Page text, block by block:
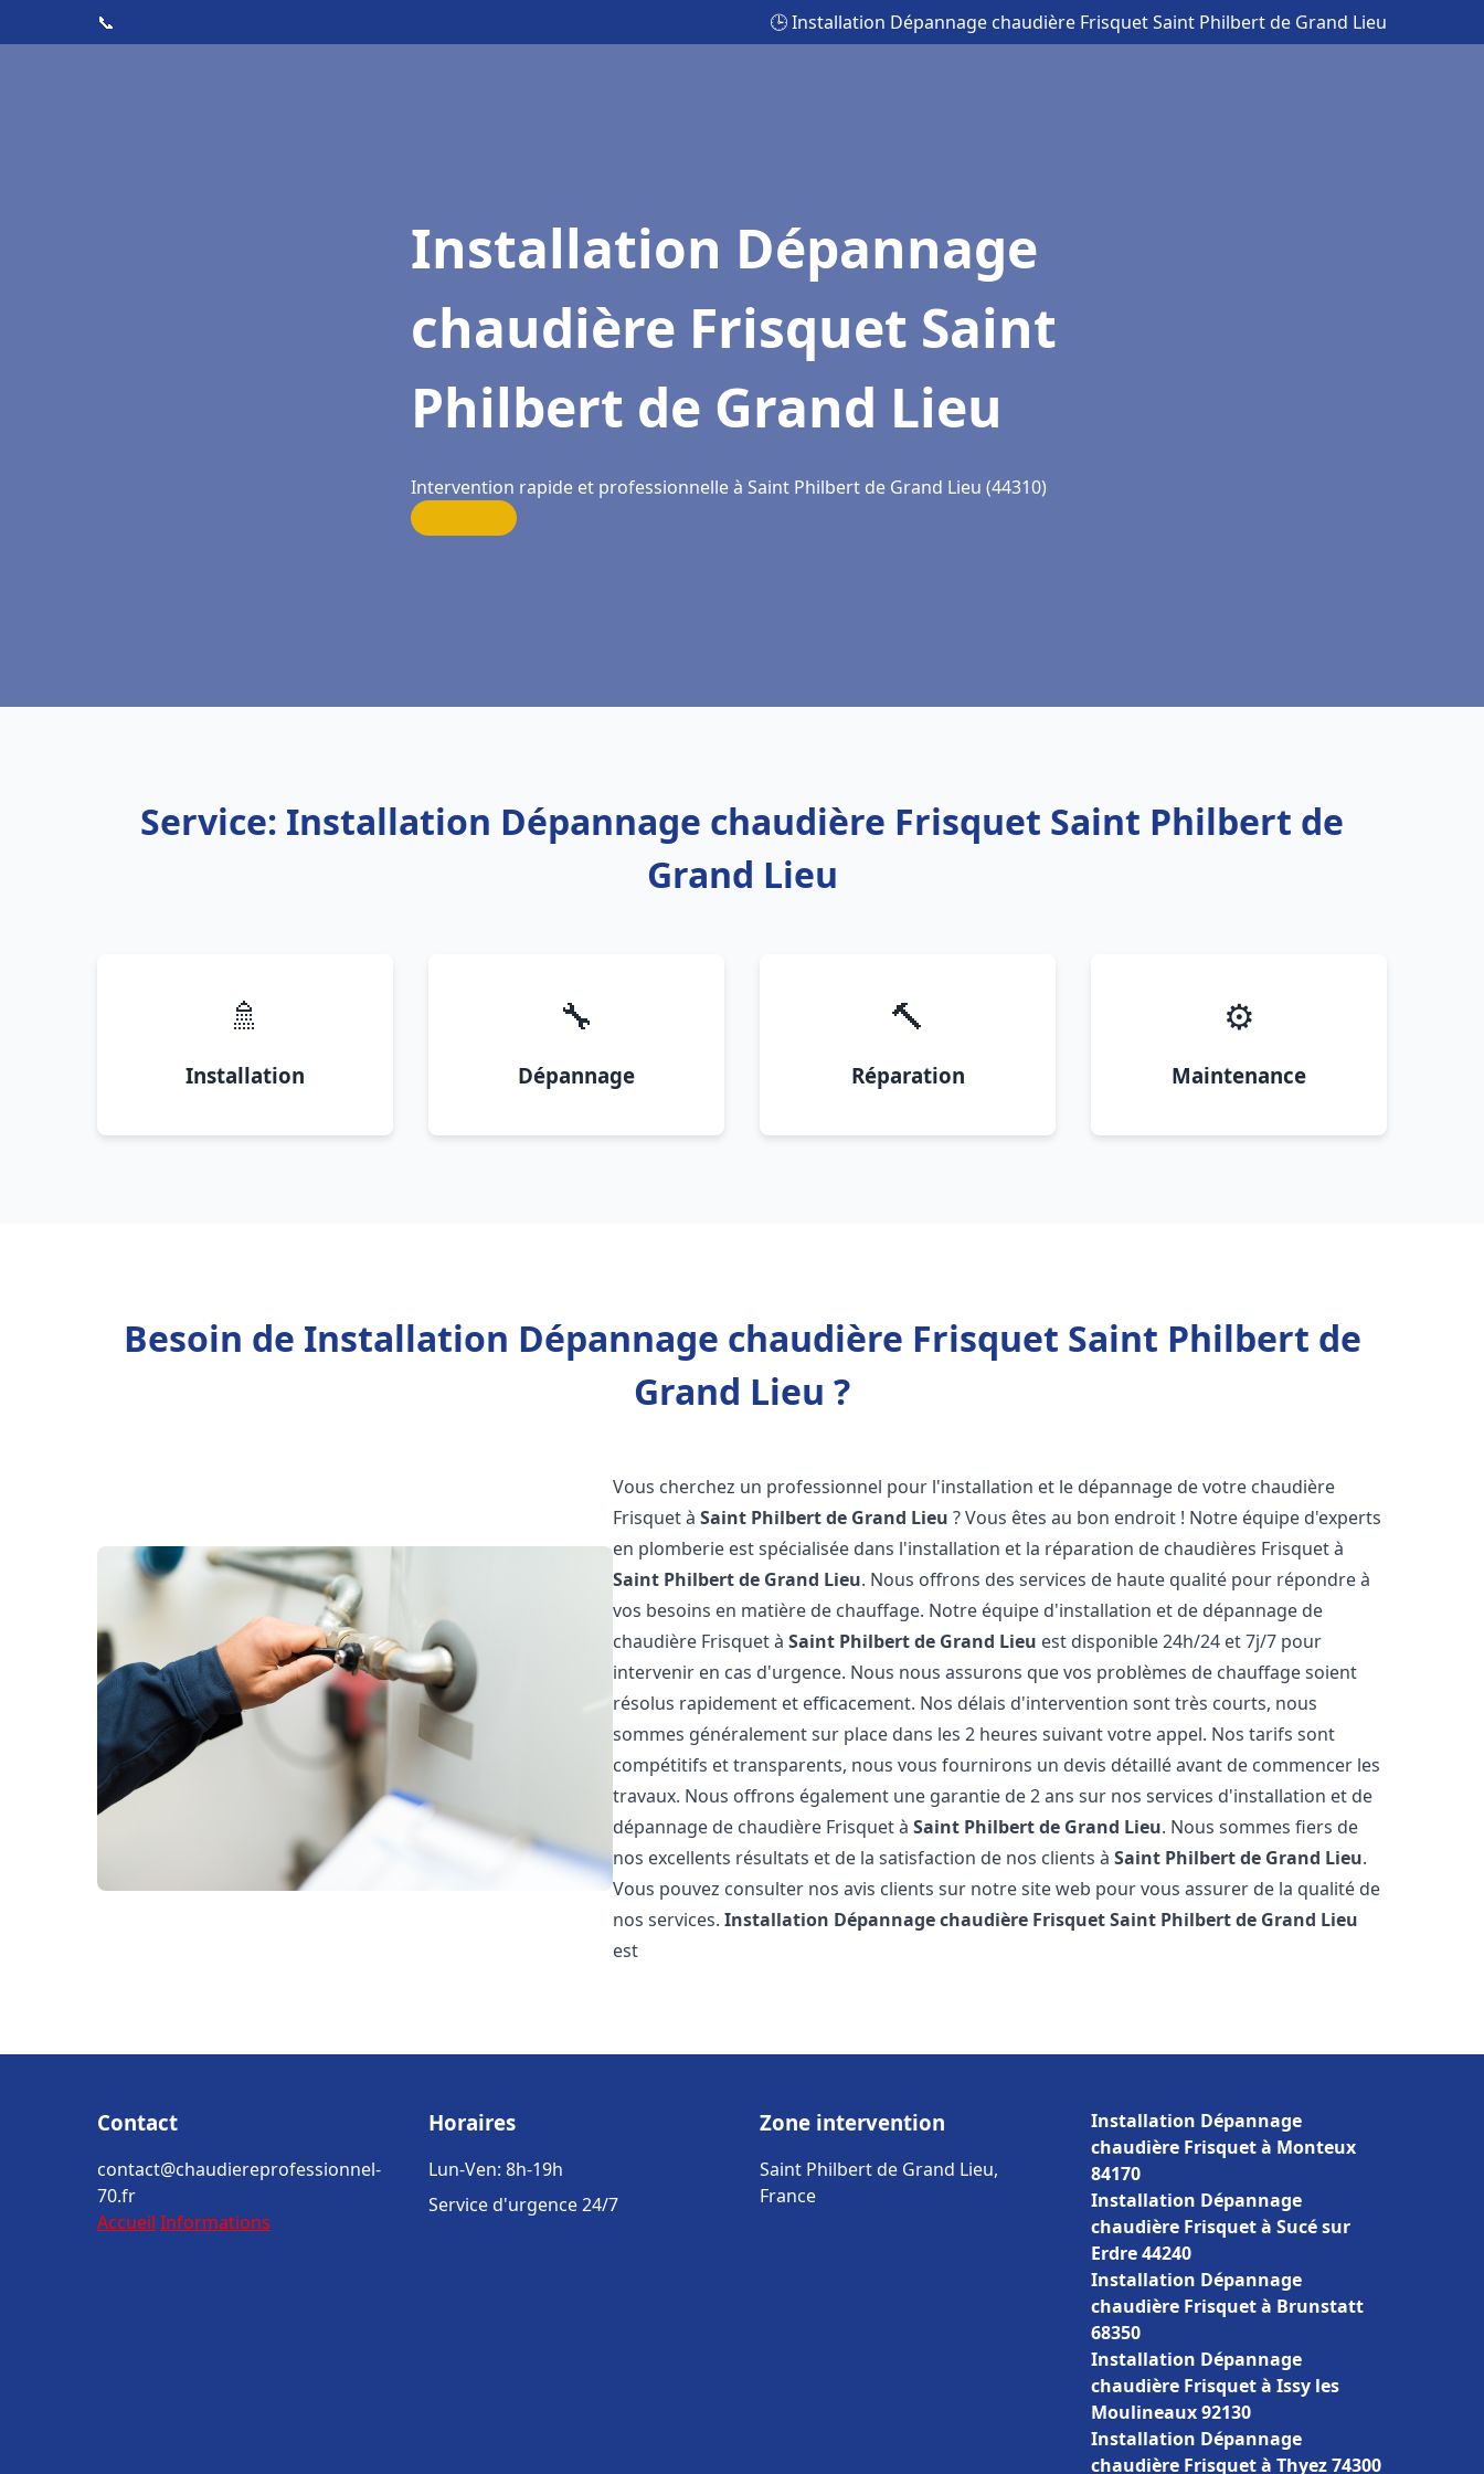
📞 🕒 Installation Dépannage chaudière Frisquet Saint Philbert de Grand Lieu
Installation Dépannage
chaudière Frisquet Saint
Philbert de Grand Lieu
Intervention rapide et professionnelle à Saint Philbert de Grand Lieu (44310)
Service: Installation Dépannage chaudière Frisquet Saint Philbert de
Grand Lieu
🚿
Installation
🔧
Dépannage
🔨
Réparation
⚙️
Maintenance
Besoin de Installation Dépannage chaudière Frisquet Saint Philbert de
Grand Lieu ?
Vous cherchez un professionnel pour l'installation et le dépannage de votre chaudière
Frisquet àSaint Philbert de Grand Lieu ? Vous êtes au bon endroit ! Notre équipe d'experts
en plomberie est spécialisée dans l'installation et la réparation de chaudières Frisquet à
Saint Philbert de Grand Lieu. Nous offrons des services de haute qualité pour répondre à
vos besoins en matière de chauffage. Notre équipe d'installation et de dépannage de
chaudière Frisquet àSaint Philbert de Grand Lieu est disponible 24h/24 et 7j/7 pour
intervenir en cas d'urgence. Nous nous assurons que vos problèmes de chauffage soient
résolus rapidement et efficacement. Nos délais d'intervention sont très courts, nous
sommes généralement sur place dans les 2 heures suivant votre appel. Nos tarifs sont
compétitifs et transparents, nous vous fournirons un devis détaillé avant de commencer les
travaux. Nous offrons également une garantie de 2 ans sur nos services d'installation et de
dépannage de chaudière Frisquet àSaint Philbert de Grand Lieu. Nous sommes fiers de
nos excellents résultats et de la satisfaction de nos clients àSaint Philbert de Grand Lieu.
Vous pouvez consulter nos avis clients sur notre site web pour vous assurer de la qualité de
nos services.Installation Dépannage chaudière FrisquetSaint Philbert de Grand Lieu
est
Contact
contact@chaudiereprofessionnel-
70.fr
Accueil Informations
Horaires
Lun-Ven: 8h-19h
Service d'urgence 24/7
Zone intervention
Saint Philbert de Grand Lieu,
France
Installation Dépannage
chaudière Frisquet à Monteux
84170
Installation Dépannage
chaudière Frisquet à Sucé sur
Erdre 44240
Installation Dépannage
chaudière Frisquet à Brunstatt
68350
Installation Dépannage
chaudière Frisquet à Issy les
Moulineaux 92130
Installation Dépannage
chaudière Frisquet à Thyez 74300